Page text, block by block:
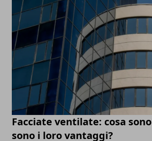
Facciate ventilate: cosa
sono i loro vantaggi?